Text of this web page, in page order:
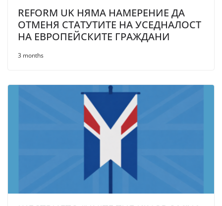
REFORM UK НЯМА НАМЕРЕНИЕ ДА
ОТМЕНЯ СТАТУТИТЕ НА УСЕДНАЛОСТ
НА ЕВРОПЕЙСКИТЕ ГРАЖДАНИ
3 months